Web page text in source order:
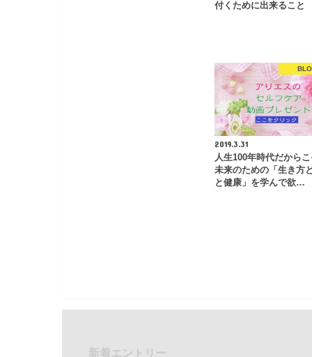
付くために出来ること
2019.3.31
人生100年時代だから
未来のための「生き方
と健康」を学んで欲…
新着エントリー